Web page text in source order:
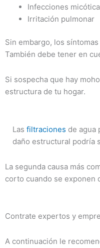
Infecciones
Irritación pulmonar
Sin embargo, los
También debe tener en
Si sospecha que hay
estructura de tu hogar.
Las filtraciones de agua
daño estructural podría
La segunda causa más
corto cuando se exponen
Contrate expertos y
A continuación le